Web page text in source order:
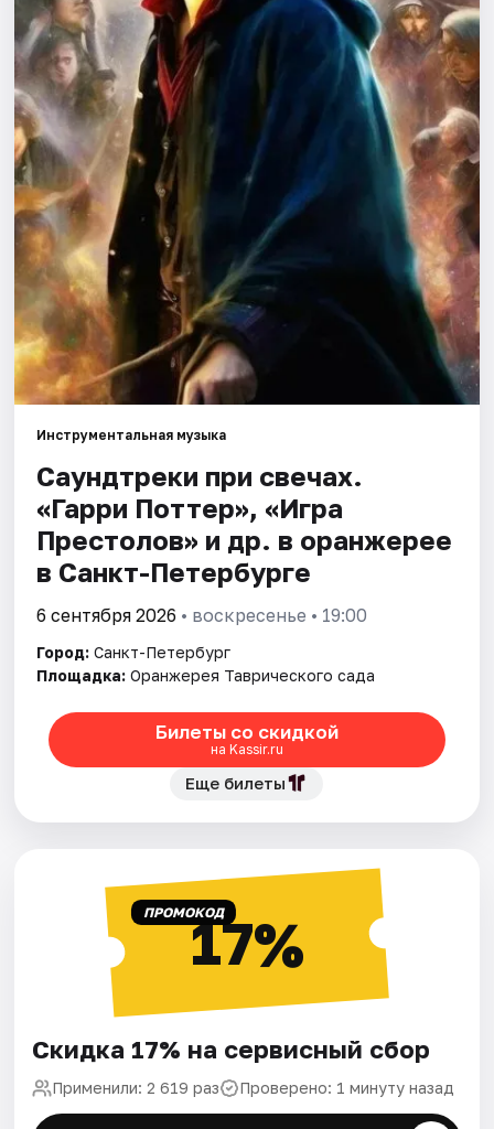
Города
Площадки
Артисты
Рейтинги
Инструментальная музыка
Саундтреки при свечах.
«Гарри Поттер», «Игра
Престолов» и др. в оранжерее
в Санкт-Петербурге
6 сентября 2026 • воскресенье • 19:00
Город: Санкт-Петербург
Площадка: Оранжерея Таврического сада
Билеты со скидкой
на Kassir.ru
Еще билеты
ПРОМОКОД17%
Скидка 17% на сервисный сбор
Применили: 2 619 раз Проверено: 1 минуту назад